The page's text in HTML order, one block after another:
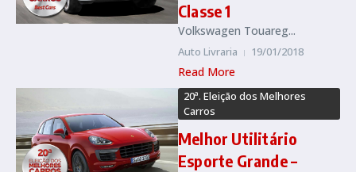
Classe 1
Volkswagen Touareg...
Auto Livraria 19/01/2018
Read More
20ª. Eleição dos Melhores
Carros
Melhor Utilitário
Esporte Grande –